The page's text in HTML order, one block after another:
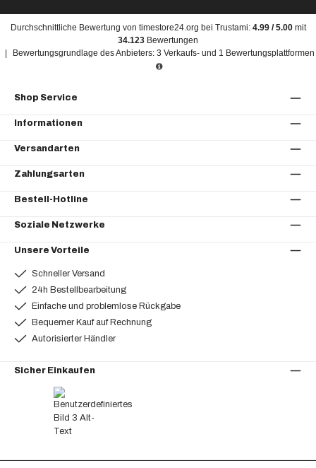
Durchschnittliche Bewertung von timestore24.org bei Trustami: 4.99/5.00mit
34.123 Bewertungen
|
Bewertungsgrundlage des Anbieters: 3 Verkaufs- und 1 Bewertungsplattformen
Shop Service
Informationen
Versandarten
Zahlungsarten
Bestell-Hotline
Soziale Netzwerke
Unsere Vorteile
Schneller Versand
24h Bestellbearbeitung
Einfache und problemlose Rückgabe
Bequemer Kauf auf Rechnung
Autorisierter Händler
Sicher Einkaufen